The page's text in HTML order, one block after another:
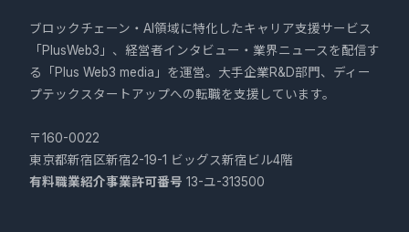
ブロックチェーン・AI領域に特化したキャリア支援サービス
「PlusWeb3」、経営者インタビュー・業界ニュースを配信す
る「Plus Web3 media」を運営。大手企業R&D部門、ディー
プテックスタートアップへの転職を支援しています。
〒160-0022
東京都新宿区新宿2-19-1 ビッグス新宿ビル4階
有料職業紹介事業許可番号 13-ユ-313500